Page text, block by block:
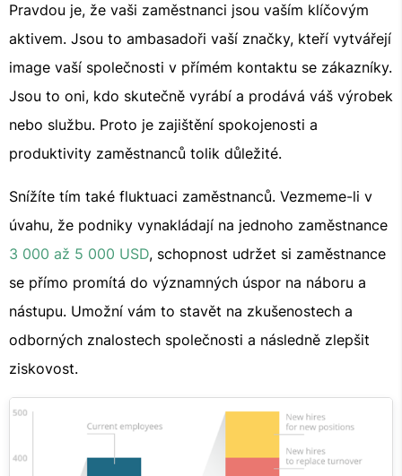
Pravdou je, že vaši zaměstnanci jsou vaším klíčovým
aktivem. Jsou to ambasadoři vaší značky, kteří vytvářejí
image vaší společnosti v přímém kontaktu se zákazníky.
Jsou to oni, kdo skutečně vyrábí a prodává váš výrobek
nebo službu. Proto je zajištění spokojenosti a
produktivity zaměstnanců tolik důležité.
Snížíte tím také fluktuaci zaměstnanců. Vezmeme-li v
úvahu, že podniky vynakládají na jednoho zaměstnance
3 000 až 5 000 USD, schopnost udržet si zaměstnance
se přímo promítá do významných úspor na náboru a
nástupu. Umožní vám to stavět na zkušenostech a
odborných znalostech společnosti a následně zlepšit
ziskovost.